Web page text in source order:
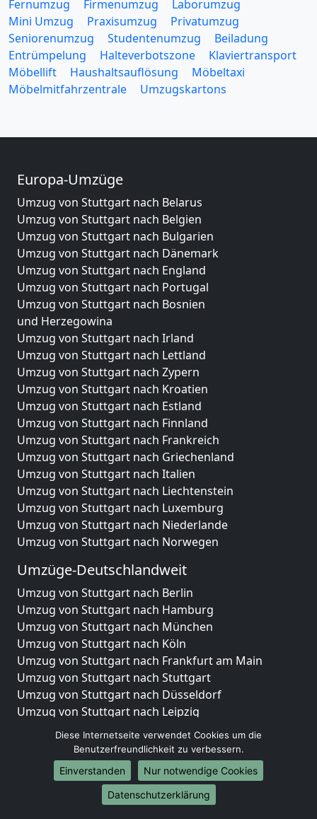
Fernumzug
Firmenumzug
Laborumzug
Mini Umzug
Praxisumzug
Privatumzug
Seniorenumzug
Studentenumzug
Beiladung
Entrümpelung
Halteverbotszone
Klaviertransport
Möbellift
Haushaltsauflösung
Möbeltaxi
Möbelmitfahrzentrale
Umzugskartons
Europa-Umzüge
Umzug von Stuttgart nach Belarus
Umzug von Stuttgart nach Belgien
Umzug von Stuttgart nach Bulgarien
Umzug von Stuttgart nach Dänemark
Umzug von Stuttgart nach England
Umzug von Stuttgart nach Portugal
Umzug von Stuttgart nach Bosnien
und Herzegowina
Umzug von Stuttgart nach Irland
Umzug von Stuttgart nach Lettland
Umzug von Stuttgart nach Zypern
Umzug von Stuttgart nach Kroatien
Umzug von Stuttgart nach Estland
Umzug von Stuttgart nach Finnland
Umzug von Stuttgart nach Frankreich
Umzug von Stuttgart nach Griechenland
Umzug von Stuttgart nach Italien
Umzug von Stuttgart nach Liechtenstein
Umzug von Stuttgart nach Luxemburg
Umzug von Stuttgart nach Niederlande
Umzug von Stuttgart nach Norwegen
Umzüge-Deutschlandweit
Umzug von Stuttgart nach Berlin
Umzug von Stuttgart nach Hamburg
Umzug von Stuttgart nach München
Umzug von Stuttgart nach Köln
Umzug von Stuttgart nach Frankfurt am Main
Umzug von Stuttgart nach Stuttgart
Umzug von Stuttgart nach Düsseldorf
Umzug von Stuttgart nach Leipzig
Umzug von Stuttgart nach Dortmund
Umzug von Stuttgart nach Essen
Umzug von Stuttgart nach Bremen
Umzug von Stuttgart nach Dresden
Umzug von Stuttgart nach Hannover
Diese Internetseite verwendet Cookies um die
Benutzerfreundlichkeit zu verbessern.
Einverstanden
Nur notwendige Cookies
Datenschutzerklärung